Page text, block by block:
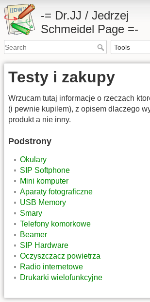
-= Dr.JJ / Jedrzej
Schmeidel Page =-
Testy i zakupy
Wrzucam tutaj informacje o rzeczach
(i pewnie kupilem), z opisem dlaczego
produkt a nie inny.
Podstrony
Okulary
SIP Softphone
Mini komputer
Aparaty fotograficzne
USB Memory
Smary
Telefony komorkowe
Beamer
SIP Hardware
Oczyszczacz powietrza
Radio internetowe
Drukarki wielofunkcyjne